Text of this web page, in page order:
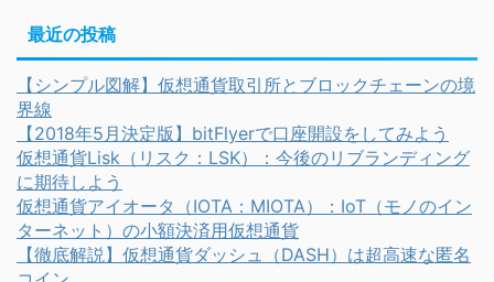
最近の投稿
【シンプル図解】仮想通貨取引所とブロックチェーンの境
界線
【2018年5月決定版】bitFlyerで口座開設をしてみよう
仮想通貨Lisk（リスク：LSK）：今後のリブランディング
に期待しよう
仮想通貨アイオータ（IOTA：MIOTA）：IoT（モノのイン
ターネット）の小額決済用仮想通貨
【徹底解説】仮想通貨ダッシュ（DASH）は超高速な匿名